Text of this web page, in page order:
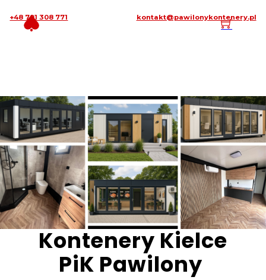
+48 791 308 771 kontakt@pawilonykontenery.pl
Kontenery Kielce
PiK Pawilony